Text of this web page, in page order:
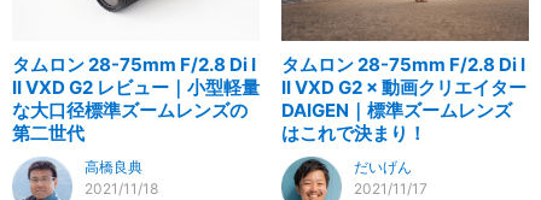
タムロン 28-75mm F/2.8 Di I
II VXD G2 レビュー｜小型軽量
な大口径標準ズームレンズの
第二世代
高橋良典
2021/11/18
タムロン 28-75mm F/2.8 Di I
II VXD G2 × 動画クリエイター
DAIGEN｜標準ズームレンズ
はこれで決まり！
だいげん
2021/11/17